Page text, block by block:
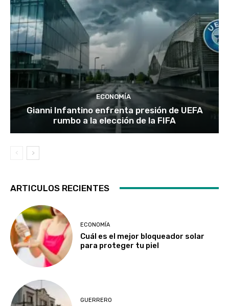
ECONOMÍA
Gianni Infantino enfrenta presión de UEFA
rumbo a la elección de la FIFA
ARTICULOS RECIENTES
ECONOMÍA
Cuál es el mejor bloqueador solar
para proteger tu piel
GUERRERO